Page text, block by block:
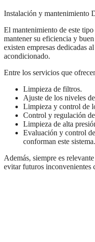
Instalación y mantenimiento
El mantenimiento de este
mantener su eficiencia y
existen empresas dedicadas
acondicionado.
Entre los servicios que
Limpieza de filtros.
Ajuste de los niveles
Limpieza y control de
Control y regulación
Limpieza de alta
Evaluación y control
conforman este sistema.
Además, siempre es
evitar futuros inconvenientes